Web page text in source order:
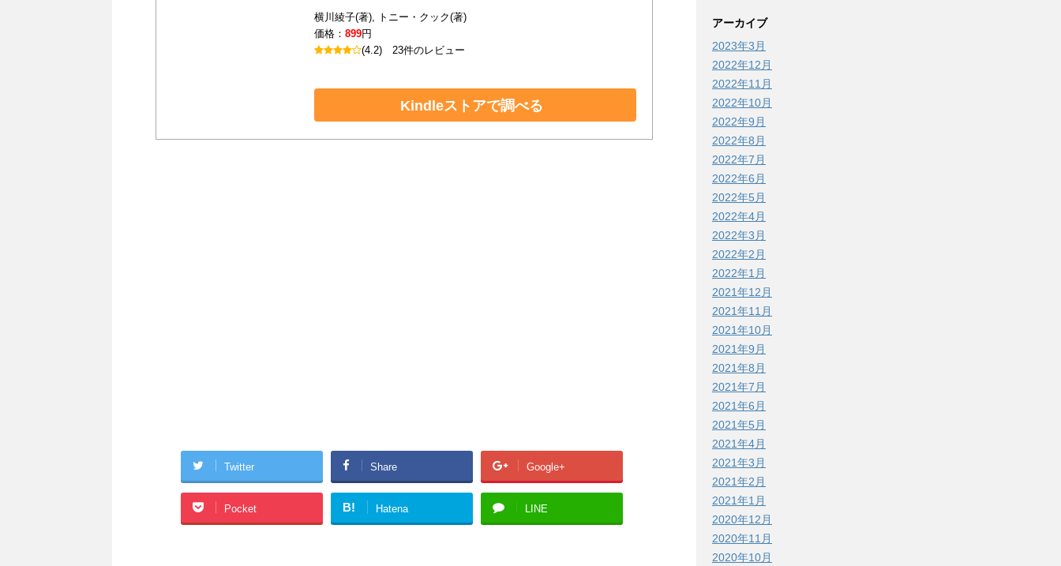
横川綾子(著), トニー・クック(著)
価格：899円
(4.2)23件のレビュー
Kindleストアで調べる
Twitter Share Google+
Pocket B! Hatena LINE
アーカイブ
2023年3月
2022年12月
2022年11月
2022年10月
2022年9月
2022年8月
2022年7月
2022年6月
2022年5月
2022年4月
2022年3月
2022年2月
2022年1月
2021年12月
2021年11月
2021年10月
2021年9月
2021年8月
2021年7月
2021年6月
2021年5月
2021年4月
2021年3月
2021年2月
2021年1月
2020年12月
2020年11月
2020年10月